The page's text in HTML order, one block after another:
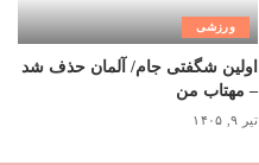
ورزشی
اولین شگفتی جام/ آلمان حذف شد
– مهتاب من
تیر ۹, ۱۴۰۵